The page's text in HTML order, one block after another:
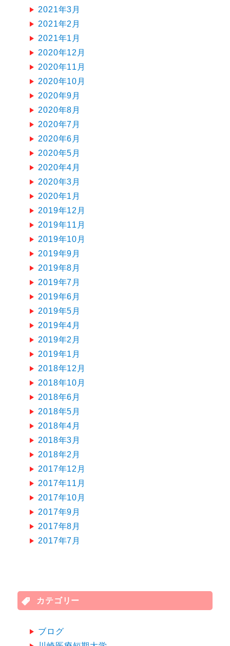
2021年3月
2021年2月
2021年1月
2020年12月
2020年11月
2020年10月
2020年9月
2020年8月
2020年7月
2020年6月
2020年5月
2020年4月
2020年3月
2020年1月
2019年12月
2019年11月
2019年10月
2019年9月
2019年8月
2019年7月
2019年6月
2019年5月
2019年4月
2019年2月
2019年1月
2018年12月
2018年10月
2018年6月
2018年5月
2018年4月
2018年3月
2018年2月
2017年12月
2017年11月
2017年10月
2017年9月
2017年8月
2017年7月
カテゴリー
ブログ